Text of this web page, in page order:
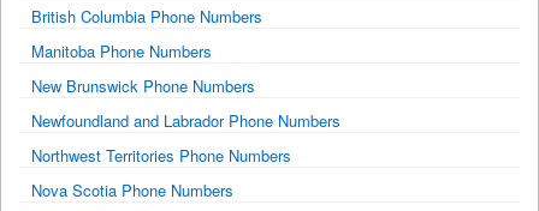
British Columbia Phone Numbers
Manitoba Phone Numbers
New Brunswick Phone Numbers
Newfoundland and Labrador Phone Numbers
Northwest Territories Phone Numbers
Nova Scotia Phone Numbers